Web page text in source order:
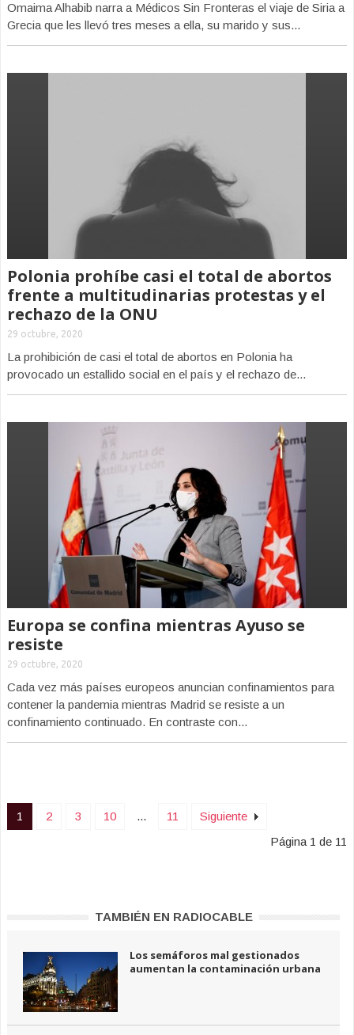
Omaima Alhabib narra a Médicos Sin Fronteras el viaje de Siria a
Grecia que les llevó tres meses a ella, su marido y sus...
Polonia prohíbe casi el total de abortos
frente a multitudinarias protestas y el
rechazo de la ONU
29 octubre, 2020
La prohibición de casi el total de abortos en Polonia ha
provocado un estallido social en el país y el rechazo de...
Europa se confina mientras Ayuso se
resiste
29 octubre, 2020
Cada vez más países europeos anuncian confinamientos para
contener la pandemia mientras Madrid se resiste a un
confinamiento continuado. En contraste con...
1 2 3 10 ... 11
Siguiente
Página 1 de 11
TAMBIÉN EN RADIOCABLE
Los semáforos mal gestionados
aumentan la contaminación urbana